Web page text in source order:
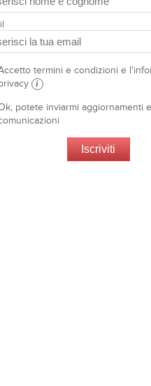
termini e condizioni e
i
potete inviarmi aggiornamenti e